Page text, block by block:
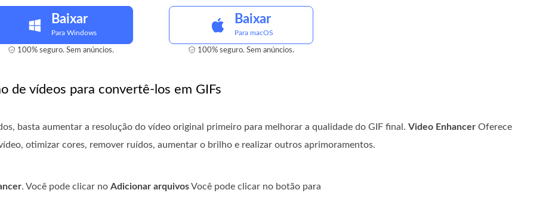
Baixar
Para Windows
100% seguro. Sem anúncios.
Baixar
Para macOS
100% seguro. Sem anúncios.
de vídeos para convertê-los em GIFs
basta aumentar a resolução do vídeo original primeiro para melhorar a qualidade do GIF final. Video Enhancer Oferece
otimizar cores, remover ruídos, aumentar o brilho e realizar outros aprimoramentos.
. Você pode clicar no Adicionar arquivosVocê pode clicar no botão para